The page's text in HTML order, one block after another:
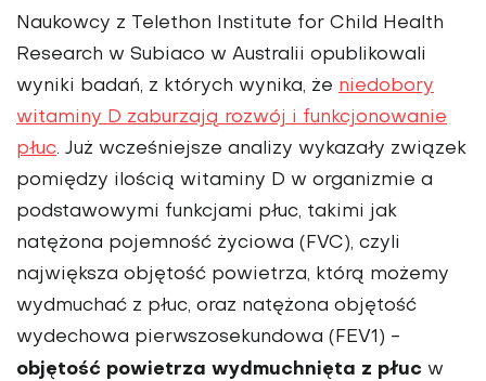
Naukowcy z Telethon Institute for Child Health
Research w Subiaco w Australii opublikowali
wyniki badań, z których wynika, że niedobory
witaminy D zaburzają rozwój i funkcjonowanie
płuc. Już wcześniejsze analizy wykazały związek
pomiędzy ilością witaminy D w organizmie a
podstawowymi funkcjami płuc, takimi jak
natężona pojemność życiowa (FVC), czyli
największa objętość powietrza, którą możemy
wydmuchać z płuc, oraz natężona objętość
wydechowa pierwszosekundowa (FEV1) -
objętość powietrza wydmuchnięta z płuc w